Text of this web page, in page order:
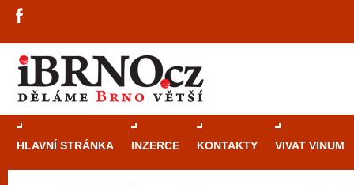
HLAVNÍ STRÁNKA INZERCE KONTAKTY VIVAT VINUM